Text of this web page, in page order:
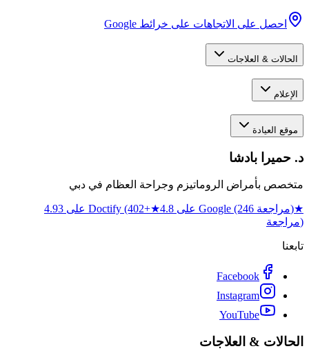
احصل على الاتجاهات على خرائط Google
الحالات & العلاجات
الإعلام
موقع العيادة
د. حميرا بادشا
متخصص بأمراض الروماتيزم وجراحة العظام في دبي
★4.8 على Google (246 مراجعة) ★
4.93 على Doctify (402+
مراجعة)
تابعنا
Facebook
Instagram
YouTube
الحالات & العلاجات